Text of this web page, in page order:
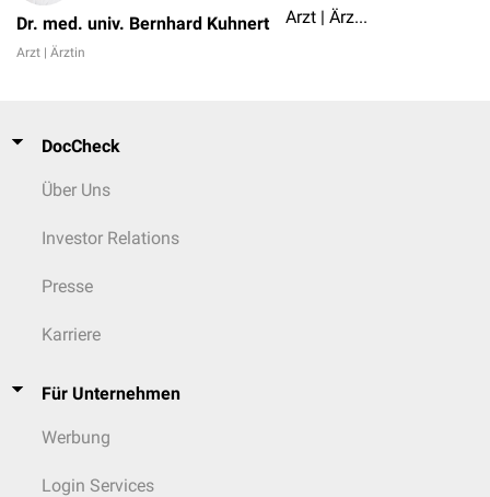
Dr. med. univ. Bernhard Kuhnert
Arzt | Ärztin
Arzt | Ärztin
DocCheck
Über Uns
Investor Relations
Presse
Karriere
Für Unternehmen
Werbung
Login Services